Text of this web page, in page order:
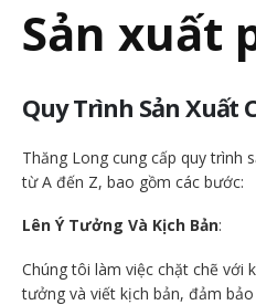
Sản xuất
Quy Trình Sản Xuất
Thăng Long cung cấp quy trình
từ A đến Z, bao gồm các bước:
Lên Ý Tưởng Và Kịch Bản:
Chúng tôi làm việc chặt chẽ với
tưởng và viết kịch bản, đảm